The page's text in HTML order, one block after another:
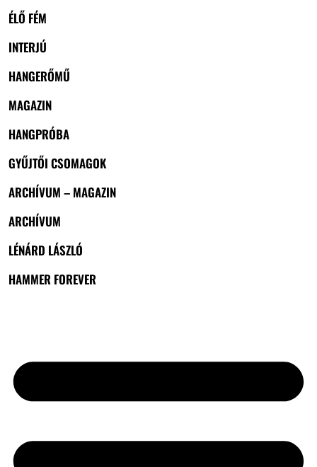
ÉLŐ FÉM
INTERJÚ
HANGERŐMŰ
MAGAZIN
HANGPRÓBA
GYŰJTŐI CSOMAGOK
ARCHÍVUM – MAGAZIN
ARCHÍVUM
LÉNÁRD LÁSZLÓ
HAMMER FOREVER